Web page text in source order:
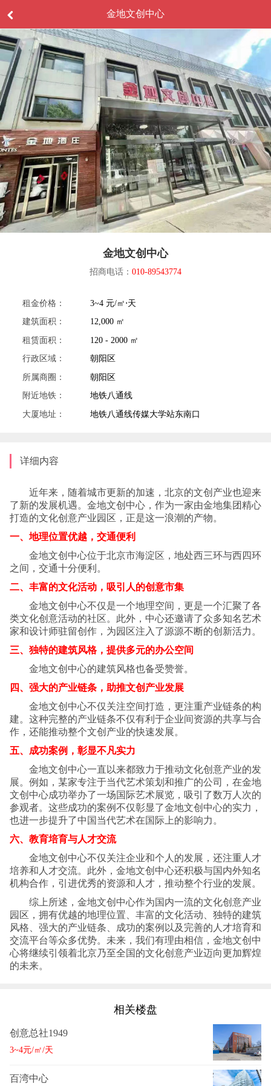
金地文创中心
金地文创中心
招商电话： 010-89543774
租金价格：
3~4 元/㎡⋅天
建筑面积：
12,000 ㎡
租赁面积：
120 - 2000 ㎡
行政区域：
朝阳区
所属商圈：
朝阳区
附近地铁：
地铁八通线
大厦地址：
地铁八通线传媒大学站东南口
详细内容
近年来，随着城市更新的加速，北京的文创产业也迎来
了新的发展机遇。金地文创中心，作为一家由金地集团精心
打造的文化创意产业园区，正是这一浪潮的产物。
一、地理位置优越，交通便利
金地文创中心位于北京市海淀区，地处西三环与西四环
之间，交通十分便利。
二、丰富的文化活动，吸引人的创意市集
金地文创中心不仅是一个地理空间，更是一个汇聚了各
类文化创意活动的社区。此外，中心还邀请了众多知名艺术
家和设计师驻留创作，为园区注入了源源不断的创新活力。
三、独特的建筑风格，提供多元的办公空间
金地文创中心的建筑风格也备受赞誉。
四、强大的产业链条，助推文创产业发展
金地文创中心不仅关注空间打造，更注重产业链条的构
建。这种完整的产业链条不仅有利于企业间资源的共享与合
作，还能推动整个文创产业的快速发展。
五、成功案例，彰显不凡实力
金地文创中心一直以来都致力于推动文化创意产业的发
展。例如，某家专注于当代艺术策划和推广的公司，在金地
文创中心成功举办了一场国际艺术展览，吸引了数万人次的
参观者。这些成功的案例不仅彰显了金地文创中心的实力，
也进一步提升了中国当代艺术在国际上的影响力。
六、教育培育与人才交流
金地文创中心不仅关注企业和个人的发展，还注重人才
培养和人才交流。此外，金地文创中心还积极与国内外知名
机构合作，引进优秀的资源和人才，推动整个行业的发展。
综上所述，金地文创中心作为国内一流的文化创意产业
园区，拥有优越的地理位置、丰富的文化活动、独特的建筑
风格、强大的产业链条、成功的案例以及完善的人才培育和
交流平台等众多优势。未来，我们有理由相信，金地文创中
心将继续引领着北京乃至全国的文化创意产业迈向更加辉煌
的未来。
相关楼盘
创意总社1949
3~4元/㎡/天
百湾中心